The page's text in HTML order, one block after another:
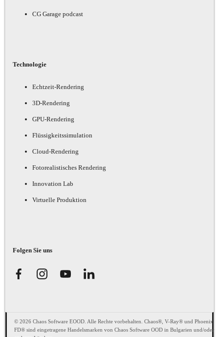
CG Garage podcast
Technologie
Echtzeit-Rendering
3D-Rendering
GPU-Rendering
Flüssigkeitssimulation
Cloud-Rendering
Fotorealistisches Rendering
Innovation Lab
Virtuelle Produktion
Folgen Sie uns
© 2026 Chaos Software EOOD. Alle Rechte vorbehalten. Chaos®, V-Ray® und Phoenix
FD® sind eingetragene Handelsmarken von Chaos Software OOD in Bulgarien und/oder